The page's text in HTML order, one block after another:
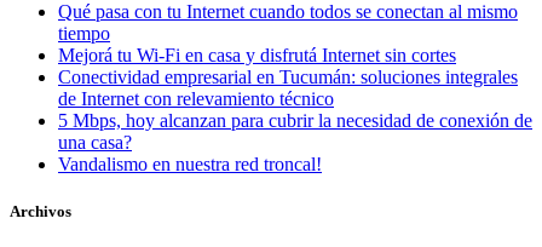
Qué pasa con tu Internet cuando todos se conectan al mismo
tiempo
Mejorá tu Wi-Fi en casa y disfrutá Internet sin cortes
Conectividad empresarial en Tucumán: soluciones integrales
de Internet con relevamiento técnico
5 Mbps, hoy alcanzan para cubrir la necesidad de conexión de
una casa?
Vandalismo en nuestra red troncal!
Archivos